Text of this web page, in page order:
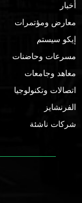
أخبار
معارض ومؤتمرات
إيكو سيستم
مسرعات وحاضنات
معاهد وجامعات
اتصالات وتكنولوجيا
الفرنشايز
شركات ناشئة